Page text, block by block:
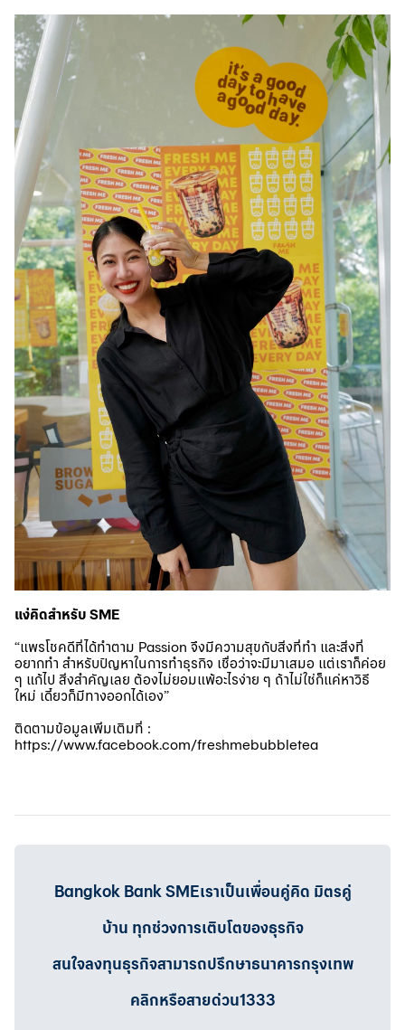
แง่คิดสำหรับ SME
“แพรโชคดีที่ได้ทำตาม Passion จึงมีความสุขกับสิ่งที่ทำ และสิ่งที่
อยากทำ สำหรับปัญหาในการทำธุรกิจ เชื่อว่าจะมีมาเสมอ แต่เราก็ค่อย
ๆ แก้ไป สิ่งสำคัญเลย ต้องไม่ยอมแพ้อะไรง่าย ๆ ถ้าไม่ใช่ก็แค่หาวิธี
ใหม่ เดี๋ยวก็มีทางออกได้เอง”
ติดตามข้อมูลเพิ่มเติมที่ :
https://www.facebook.com/freshmebubbletea
Bangkok Bank SMEเราเป็นเพื่อนคู่คิด มิตรคู่
บ้าน ทุกช่วงการเติบโตของธุรกิจ
สนใจลงทุนธุรกิจสามารถปรึกษาธนาคารกรุงเทพ
คลิกหรือสายด่วน1333